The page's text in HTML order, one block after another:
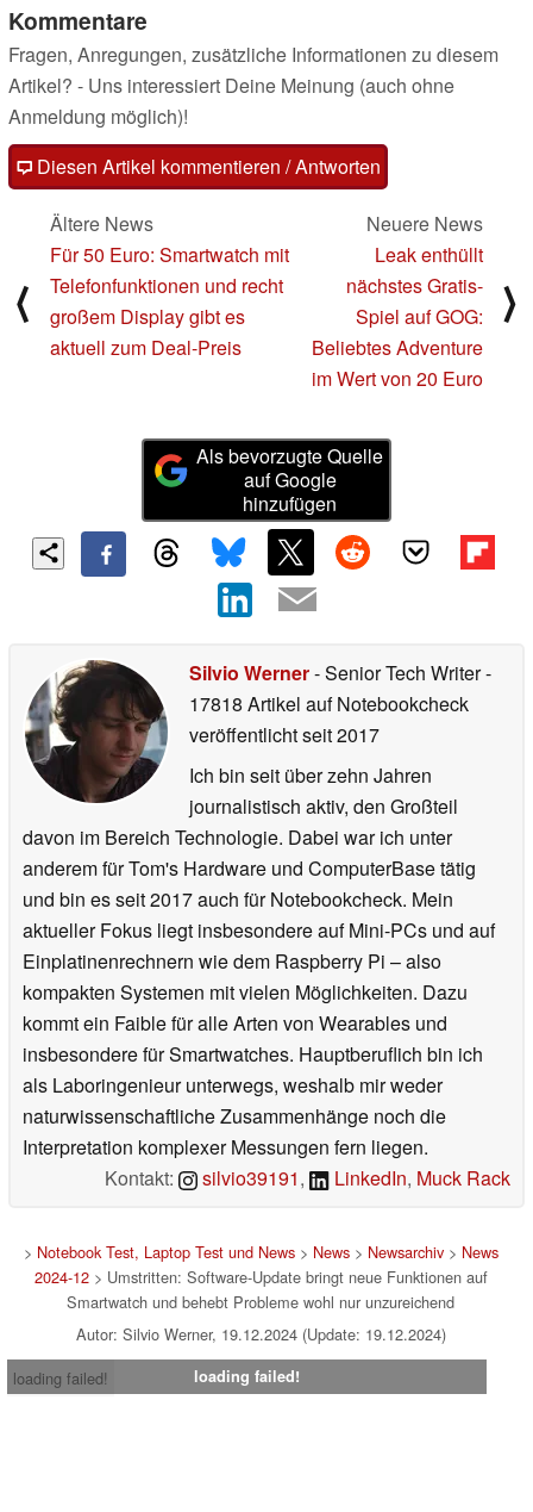
Kommentare
Fragen, Anregungen, zusätzliche Informationen zu diesem
Artikel? - Uns interessiert Deine Meinung (auch ohne
Anmeldung möglich)!
Diesen Artikel kommentieren / Antworten
⟨
Ältere News
Für 50 Euro: Smartwatch mit
Telefonfunktionen und recht
großem Display gibt es
aktuell zum Deal-Preis
Neuere News
Leak enthüllt
nächstes Gratis-
Spiel auf GOG:
Beliebtes Adventure
im Wert von 20 Euro
⟩
Als bevorzugte Quelle
auf Google
hinzufügen
Silvio Werner- Senior Tech Writer-
17818 Artikel auf Notebookcheck
veröffentlichtseit 2017
Ich bin seit über zehn Jahren
journalistisch aktiv, den Großteil
davon im Bereich Technologie. Dabei war ich unter
anderem für Tom's Hardware und ComputerBase tätig
und bin es seit 2017 auch für Notebookcheck. Mein
aktueller Fokus liegt insbesondere auf Mini-PCs und auf
Einplatinenrechnern wie dem Raspberry Pi – also
kompakten Systemen mit vielen Möglichkeiten. Dazu
kommt ein Faible für alle Arten von Wearables und
insbesondere für Smartwatches. Hauptberuflich bin ich
als Laboringenieur unterwegs, weshalb mir weder
naturwissenschaftliche Zusammenhänge noch die
Interpretation komplexer Messungen fern liegen.
Kontakt:
silvio39191, LinkedIn, Muck Rack
> Notebook Test, Laptop Test und News> News> Newsarchiv> News
2024-12> Umstritten: Software-Update bringt neue Funktionen auf
Smartwatch und behebt Probleme wohl nur unzureichend
Autor: Silvio Werner, 19.12.2024 (Update: 19.12.2024)
loading failed!
loading failed!